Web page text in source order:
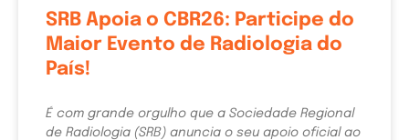
SRB Apoia o CBR26: Participe do
Maior Evento de Radiologia do
País!
É com grande orgulho que a Sociedade Regional
de Radiologia (SRB) anuncia o seu apoio oficial ao